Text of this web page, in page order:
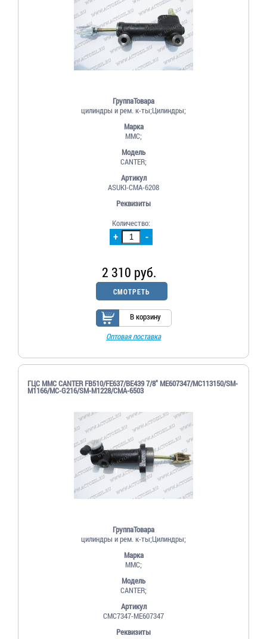
ГруппаТовара
цилиндры и рем. к-ты;Цилиндры;
Марка
MMC;
Модель
CANTER;
Артикул
ASUKI-СМА-6208
Реквизиты
+ -
Количество:
2 310 руб.
СМОТРЕТЬ
В корзину
Оптовая поставка
ГЦС MMC CANTER FB510/FE637/BE439 7/8" ME607347/MC113150/SM-
M1166/MC-G216/SM-M1228/СМА-6503
ГруппаТовара
цилиндры и рем. к-ты;Цилиндры;
Марка
MMC;
Модель
CANTER;
Артикул
CMC7347-ME607347
Реквизиты